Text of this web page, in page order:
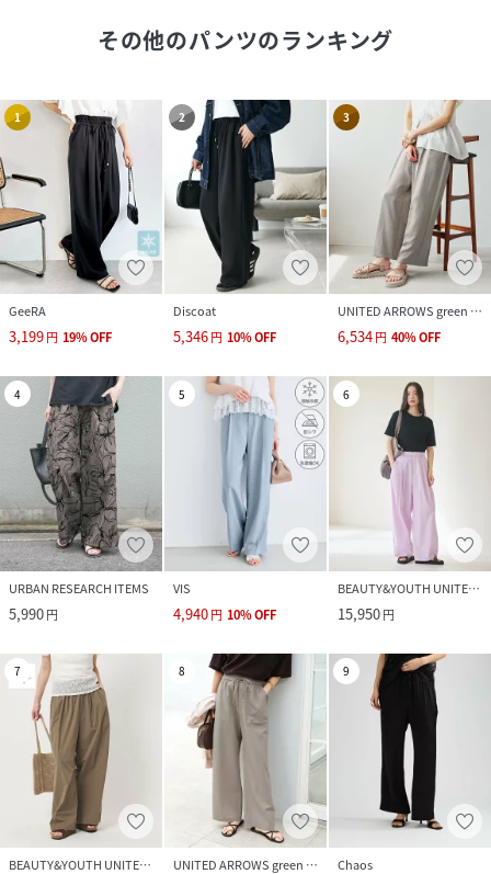
その他のパンツのランキング
1
GeeRA
3,199円 19%OFF
2
Discoat
5,346円 10%OFF
3
UNITED ARROWS green label relaxing
6,534円 40%OFF
4
URBAN RESEARCH ITEMS
5,990円
5
VIS
4,940円 10%OFF
6
BEAUTY&YOUTH UNITED ARROWS
15,950円
7
BEAUTY&YOUTH UNITED ARROWS
8
UNITED ARROWS green label relaxing
9
Chaos